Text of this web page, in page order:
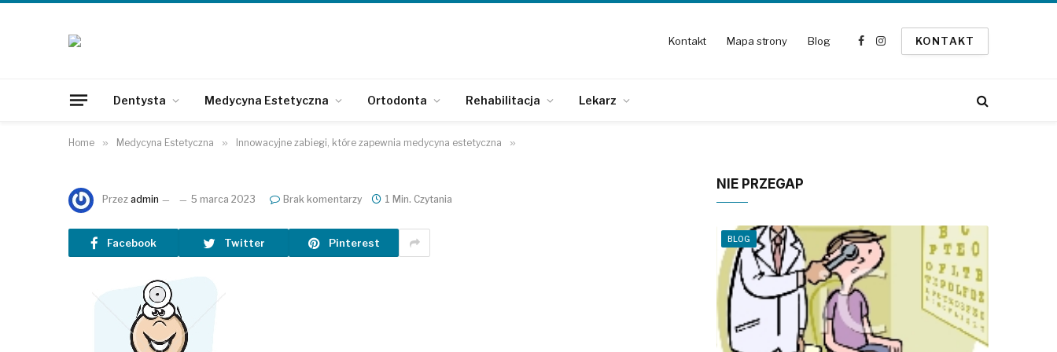
Kontakt Mapa strony Blog
Facebook
Instagram
KONTAKT
Dentysta Medycyna Estetyczna Ortodonta Rehabilitacja Lekarz
Home » Medycyna Estetyczna » Innowacyjne zabiegi, które zapewnia medycyna estetyczna »
Przez admin 5 marca 2023 Brak komentarzy 1 Min. Czytania
Facebook Twitter Pinterest
NIE PRZEGAP
BLOG